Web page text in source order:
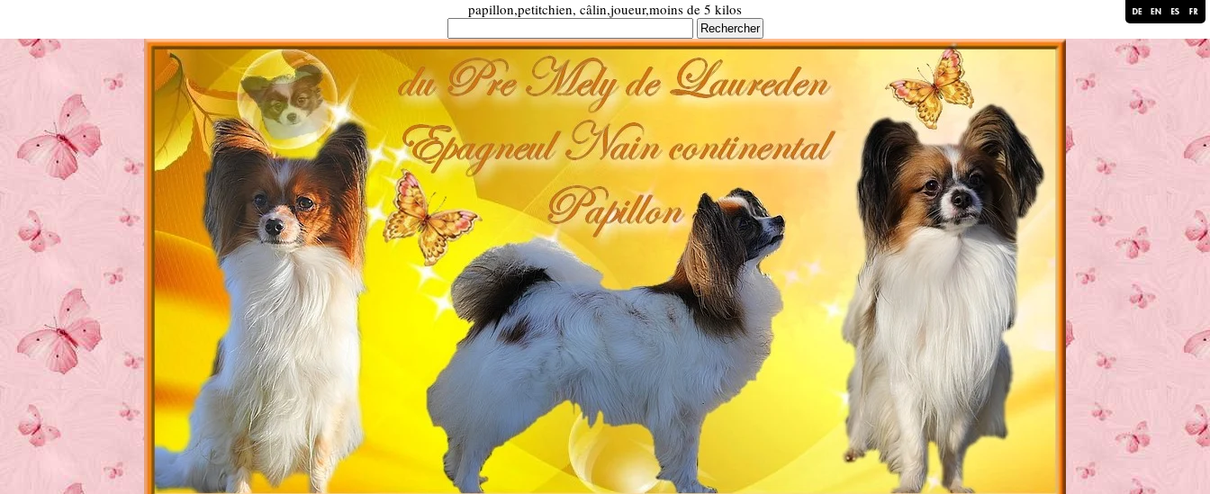
papillon,petitchien, câlin,joueur,moins de 5 kilos